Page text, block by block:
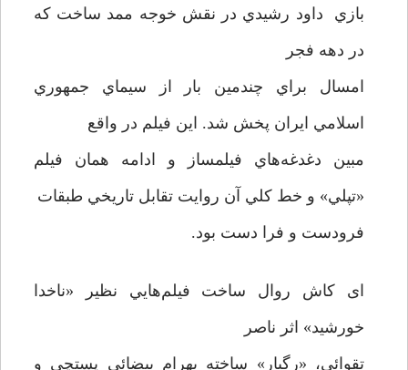
بازي داود رشيدي در نقش خوجه ممد ساخت كه
در دهه فجر
امسال براي چندمين بار از سيماي جمهوري
اسلامي ايران پخش شد. اين فيلم در واقع
مبين دغدغه‌هاي فيلمساز و ادامه همان فيلم
«تپلي» و خط كلي آن روايت تقابل تاريخي طبقات
فرودست و فرا دست بود.
ای كاش روال ساخت فيلم‌هايي نظير «ناخدا
خورشيد» اثر ناصر
تقوائي، «رگبار» ساخته بهرام بيضائي پستچي و